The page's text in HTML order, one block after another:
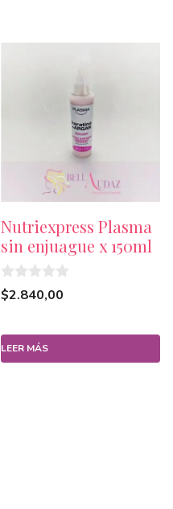
Nutriexpress Plasma
sin enjuague x 150ml
0
d
$2.840,00
LEER MÁS